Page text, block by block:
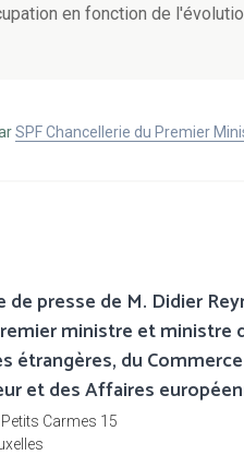
en fonction de
SPF Chancellerie du Premier
de presse de M. Didier
ministre et ministre
étrangères, du Commerce
et des Affaires
Carmes 15